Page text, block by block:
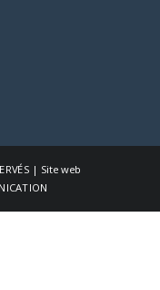
| Site web